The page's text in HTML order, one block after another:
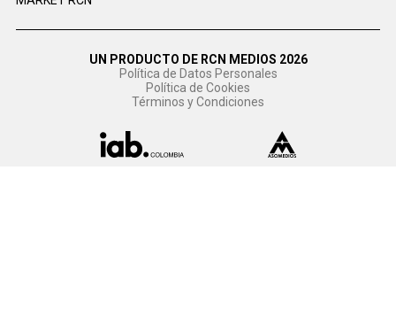
UN PRODUCTO DE RCN MEDIOS 2026
Política de Datos Personales
Política de Cookies
Términos y Condiciones